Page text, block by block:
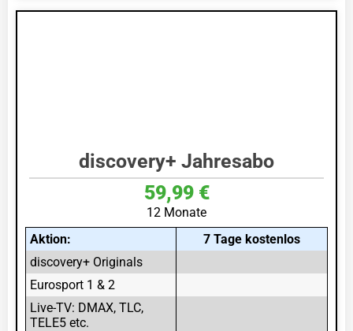
discovery+ Jahresabo
59,99 €
12 Monate
Aktion:
7 Tage kostenlos
discovery+ Originals
Eurosport 1 & 2
Live-TV: DMAX, TLC,
TELE5 etc.